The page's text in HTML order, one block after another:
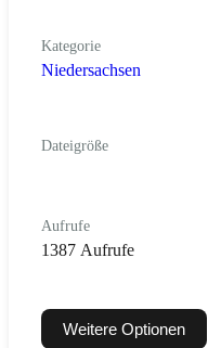
Kategorie
Niedersachsen
Dateigröße
Aufrufe
1387 Aufrufe
Weitere Optionen